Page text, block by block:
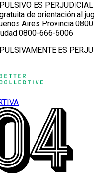
ES
de orientación al
Aires Provincia
0800-666-6006
ES